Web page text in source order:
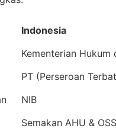
Indonesia
Kementerian Hukum
PT (Perseroan
NIB
Semakan AHU & OSS